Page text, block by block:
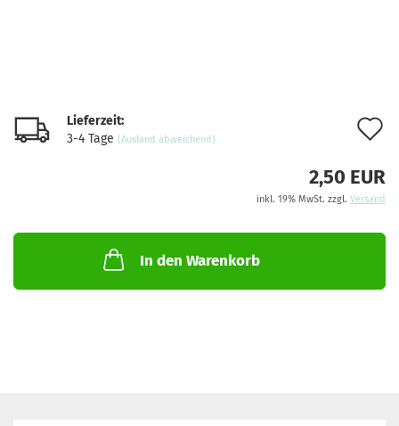
Lieferzeit:
3-4 Tage (Ausland abweichend)
2,50 EUR
inkl. 19% MwSt. zzgl. Versand
In den Warenkorb